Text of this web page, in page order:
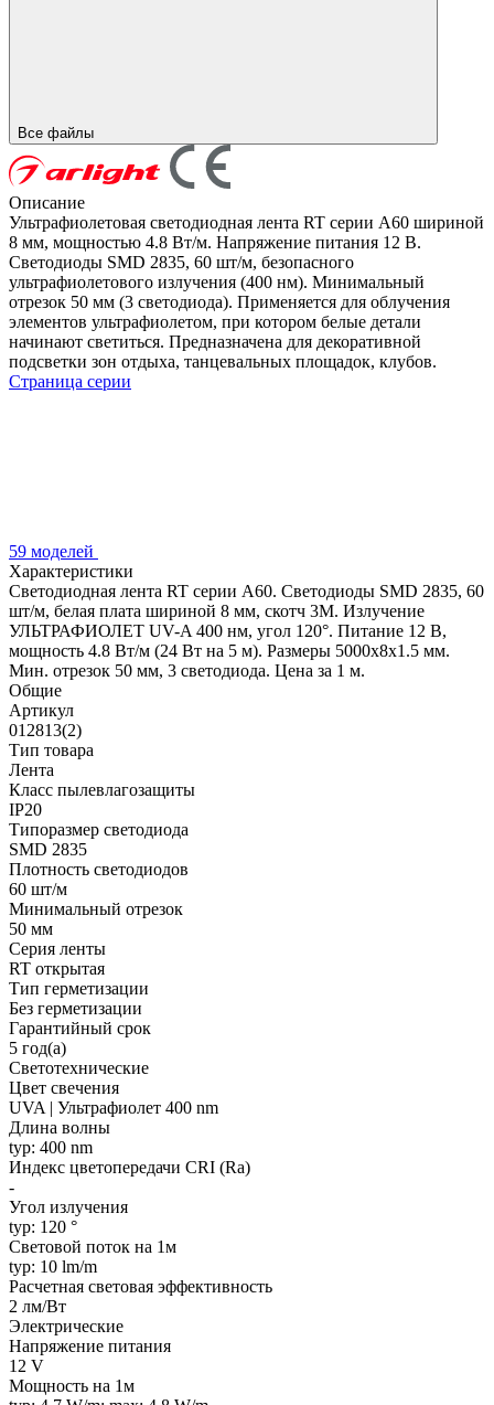
Все файлы
Описание
Ультрафиолетовая светодиодная лента RT серии A60 шириной
8 мм, мощностью 4.8 Вт/м. Напряжение питания 12 В.
Светодиоды SMD 2835, 60 шт/м, безопасного
ультрафиолетового излучения (400 нм). Минимальный
отрезок 50 мм (3 светодиода). Применяется для облучения
элементов ультрафиолетом, при котором белые детали
начинают светиться. Предназначена для декоративной
подсветки зон отдыха, танцевальных площадок, клубов.
Страница серии
59 моделей
Характеристики
Светодиодная лента RT серии A60. Светодиоды SMD 2835, 60
шт/м, белая плата шириной 8 мм, скотч 3M. Излучение
УЛЬТРАФИОЛЕТ UV-A 400 нм, угол 120°. Питание 12 В,
мощность 4.8 Вт/м (24 Вт на 5 м). Размеры 5000x8x1.5 мм.
Мин. отрезок 50 мм, 3 светодиода. Цена за 1 м.
Общие
Артикул
012813(2)
Тип товара
Лента
Класс пылевлагозащиты
IP20
Типоразмер светодиода
SMD 2835
Плотность светодиодов
60 шт/м
Минимальный отрезок
50 мм
Серия ленты
RT открытая
Тип герметизации
Без герметизации
Гарантийный срок
5 год(а)
Светотехнические
Цвет свечения
UVA | Ультрафиолет 400 nm
Длина волны
typ: 400 nm
Индекс цветопередачи CRI (Ra)
-
Угол излучения
typ: 120 °
Световой поток на 1м
typ: 10 lm/m
Расчетная световая эффективность
2 лм/Вт
Электрические
Напряжение питания
12 V
Мощность на 1м